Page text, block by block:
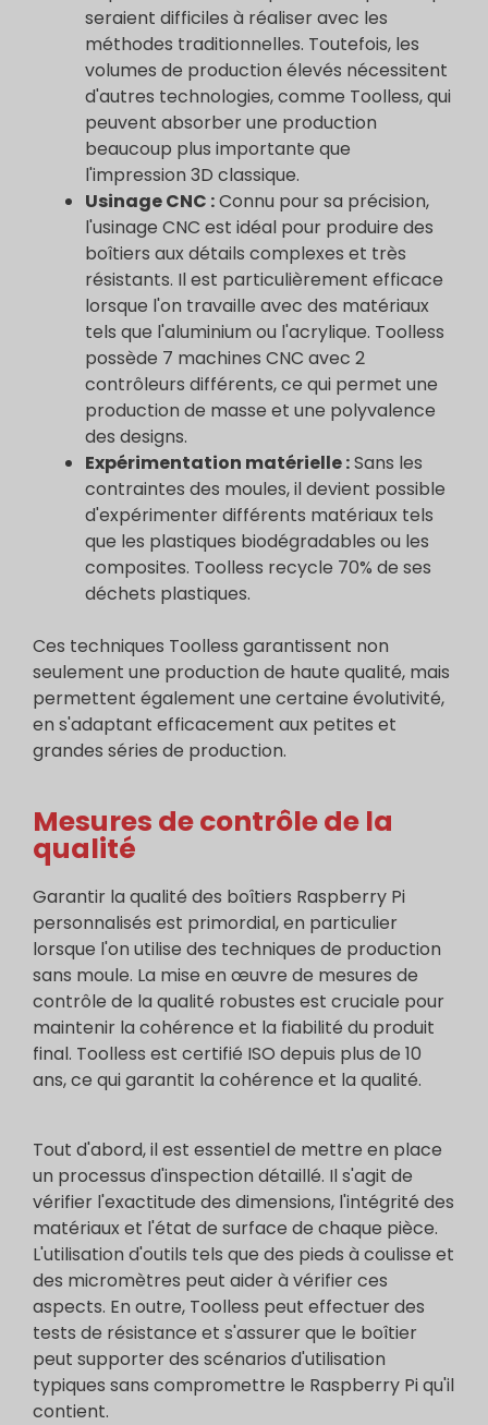
seraient difficiles à réaliser avec les
méthodes traditionnelles. Toutefois, les
volumes de production élevés nécessitent
d'autres technologies, comme Toolless, qui
peuvent absorber une production
beaucoup plus importante que
l'impression 3D classique.
Usinage CNC :Connu pour sa précision,
l'usinage CNC est idéal pour produire des
boîtiers aux détails complexes et très
résistants. Il est particulièrement efficace
lorsque l'on travaille avec des matériaux
tels que l'aluminium ou l'acrylique. Toolless
possède 7 machines CNC avec 2
contrôleurs différents, ce qui permet une
production de masse et une polyvalence
des designs.
Expérimentation matérielle :Sans les
contraintes des moules, il devient possible
d'expérimenter différents matériaux tels
que les plastiques biodégradables ou les
composites. Toolless recycle 70% de ses
déchets plastiques.
Ces techniques Toolless garantissent non
seulement une production de haute qualité, mais
permettent également une certaine évolutivité,
en s'adaptant efficacement aux petites et
grandes séries de production.
Mesures de contrôle de la
qualité
Garantir la qualité des boîtiers Raspberry Pi
personnalisés est primordial, en particulier
lorsque l'on utilise des techniques de production
sans moule. La mise en œuvre de mesures de
contrôle de la qualité robustes est cruciale pour
maintenir la cohérence et la fiabilité du produit
final. Toolless est certifié ISO depuis plus de 10
ans, ce qui garantit la cohérence et la qualité.
Tout d'abord, il est essentiel de mettre en place
un processus d'inspection détaillé. Il s'agit de
vérifier l'exactitude des dimensions, l'intégrité des
matériaux et l'état de surface de chaque pièce.
L'utilisation d'outils tels que des pieds à coulisse et
des micromètres peut aider à vérifier ces
aspects. En outre, Toolless peut effectuer des
tests de résistance et s'assurer que le boîtier
peut supporter des scénarios d'utilisation
typiques sans compromettre le Raspberry Pi qu'il
contient.